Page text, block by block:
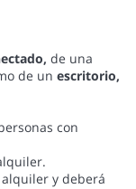
de una
de un escritorio,
con
y deberá